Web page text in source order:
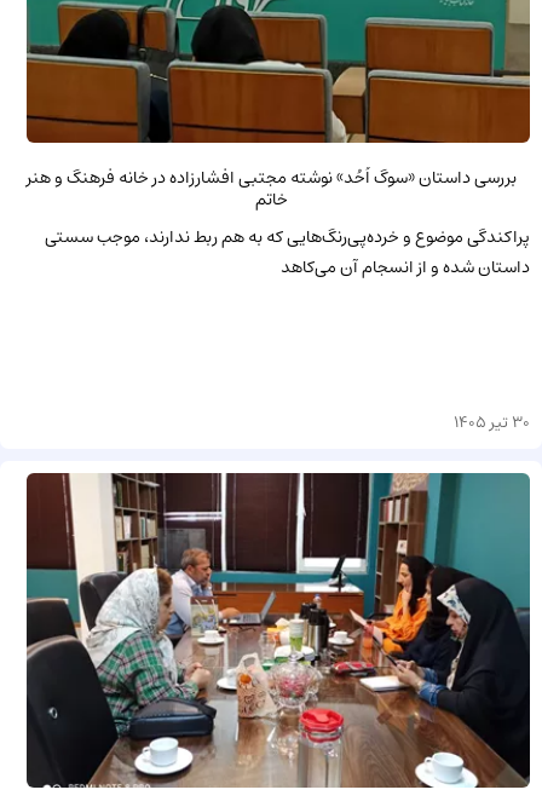
بررسی داستان «سوگ اُحُد» نوشته مجتبی افشارزاده در خانه فرهنگ و هنر
خاتم
پراکندگی موضوع و خرده‌پی‌رنگ‌هایی که به هم ربط ندارند، موجب سستی
داستان شده و از انسجام آن می‌کاهد
30 تیر 1405